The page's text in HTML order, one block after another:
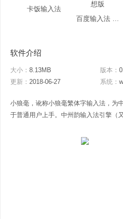
卡饭输入法
软件介绍
大小： 8.13MB 版本：
更新： 2018-06-27 系统：
小狼毫，讹称小狼毫繁体字输入法，为
于普通用户上手。中州韵输入法引擎（